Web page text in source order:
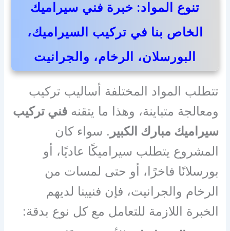
تنوع المواد: خبرة فني سيراميك
الخاص بنا في تركيب السيراميك،
البورسلان، الرخام، والجرانيت
تتطلب المواد المختلفة أساليب تركيب
ومعالجة متباينة، وهذا ما يتقنهفني تركيب
سيراميك مبارك الكبير . سواء كان
المشروع يتطلب سيراميكًا عاديًا، أو
بورسلانًا فاخرًا، أو حتى لمسات من
الرخام والجرانيت، فإن فنيينا لديهم
الخبرة اللازمة للتعامل مع كل نوع بدقة: